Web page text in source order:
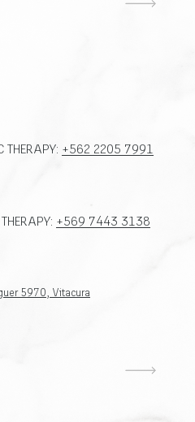
THERAPY: +562 2205 7991
+569 7443 3138
5970, Vitacura